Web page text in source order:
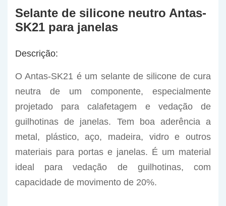
Selante de silicone neutro Antas-
SK21 para janelas
Descrição:
O Antas-SK21 é um selante de silicone de cura
neutra de um componente, especialmente
projetado para calafetagem e vedação de
guilhotinas de janelas. Tem boa aderência a
metal, plástico, aço, madeira, vidro e outros
materiais para portas e janelas. É um material
ideal para vedação de guilhotinas, com
capacidade de movimento de 20%.